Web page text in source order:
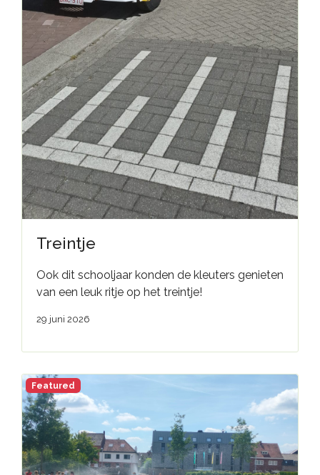
Treintje
Ook dit schooljaar konden de kleuters genieten
van een leuk ritje op het treintje!
29 juni 2026
Featured